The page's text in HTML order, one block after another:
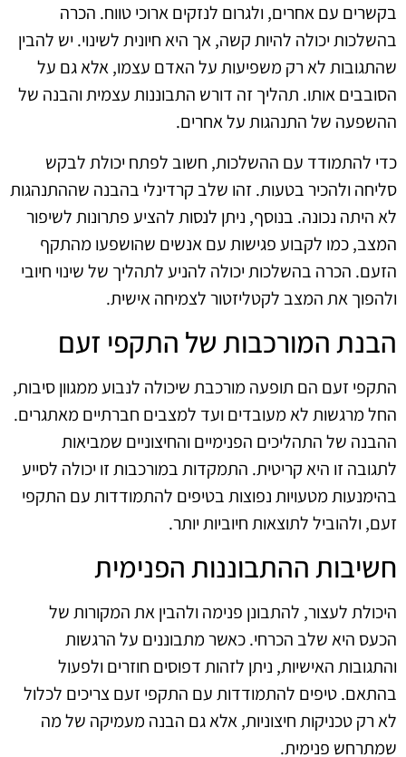
בקשרים עם אחרים, ולגרום לנזקים ארוכי טווח. הכרה
בהשלכות יכולה להיות קשה, אך היא חיונית לשינוי. יש להבין
שהתגובות לא רק משפיעות על האדם עצמו, אלא גם על
הסובבים אותו. תהליך זה דורש התבוננות עצמית והבנה של
ההשפעה של התנהגות על אחרים.
כדי להתמודד עם ההשלכות, חשוב לפתח יכולת לבקש
סליחה ולהכיר בטעות. זהו שלב קרדינלי בהבנה שההתנהגות
לא היתה נכונה. בנוסף, ניתן לנסות להציע פתרונות לשיפור
המצב, כמו לקבוע פגישות עם אנשים שהושפעו מהתקף
הזעם. הכרה בהשלכות יכולה להניע לתהליך של שינוי חיובי
ולהפוך את המצב לקטליזטור לצמיחה אישית.
הבנת המורכבות של התקפי זעם
התקפי זעם הם תופעה מורכבת שיכולה לנבוע ממגוון סיבות,
החל מרגשות לא מעובדים ועד למצבים חברתיים מאתגרים.
ההבנה של התהליכים הפנימיים והחיצוניים שמביאות
לתגובה זו היא קריטית. התמקדות במורכבות זו יכולה לסייע
בהימנעות מטעויות נפוצות בטיפים להתמודדות עם התקפי
זעם, ולהוביל לתוצאות חיוביות יותר.
חשיבות ההתבוננות הפנימית
היכולת לעצור, להתבונן פנימה ולהבין את המקורות של
הכעס היא שלב הכרחי. כאשר מתבוננים על הרגשות
והתגובות האישיות, ניתן לזהות דפוסים חוזרים ולפעול
בהתאם. טיפים להתמודדות עם התקפי זעם צריכים לכלול
לא רק טכניקות חיצוניות, אלא גם הבנה מעמיקה של מה
שמתרחש פנימית.